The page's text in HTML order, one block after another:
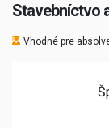
Stavebníctvo
Vhodné pre